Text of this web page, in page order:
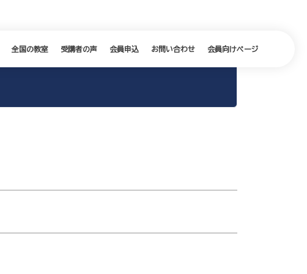
全国の教室 受講者の声 会員申込 お問い合わせ 会員向けページ